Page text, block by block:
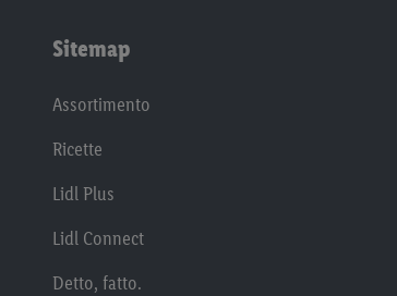
Sitemap
Assortimento
Ricette
Lidl Plus
Lidl Connect
Detto, fatto.